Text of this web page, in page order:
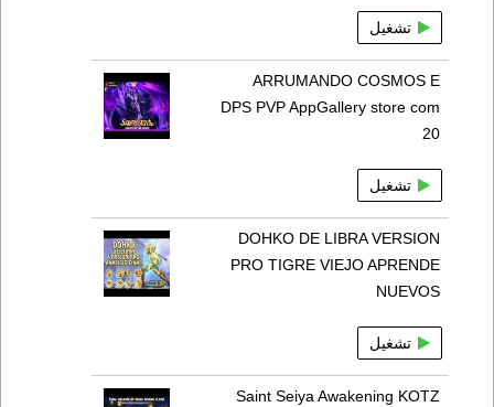
تشغيل
ARRUMANDO COSMOS E
DPS PVP AppGallery store com
20
تشغيل
DOHKO DE LIBRA VERSION
PRO TIGRE VIEJO APRENDE
NUEVOS
تشغيل
Saint Seiya Awakening KOTZ